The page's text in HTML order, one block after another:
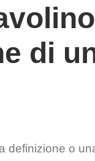
di
definizione o